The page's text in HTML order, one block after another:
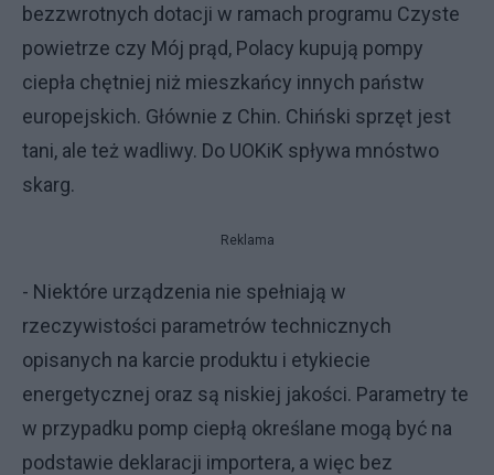
bezzwrotnych dotacji w ramach programu Czyste
powietrze czy Mój prąd, Polacy kupują pompy
ciepła chętniej niż mieszkańcy innych państw
europejskich. Głównie z Chin. Chiński sprzęt jest
tani, ale też wadliwy. Do UOKiK spływa mnóstwo
skarg.
Reklama
- Niektóre urządzenia nie spełniają w
rzeczywistości parametrów technicznych
opisanych na karcie produktu i etykiecie
energetycznej oraz są niskiej jakości. Parametry te
w przypadku pomp ciepłą określane mogą być na
podstawie deklaracji importera, a więc bez